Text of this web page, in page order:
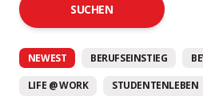
SUCHEN
NEWEST BERUFSEINSTIEG
LIFE @ WORK STUDENTENLEBEN